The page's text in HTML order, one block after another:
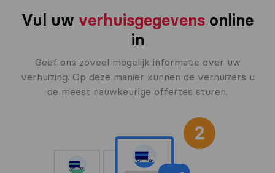
Vul uw verhuisgegevens online
in
Geef ons zoveel mogelijk informatie over uw
verhuizing. Op deze manier kunnen de verhuizers u
de meest nauwkeurige offertes sturen.